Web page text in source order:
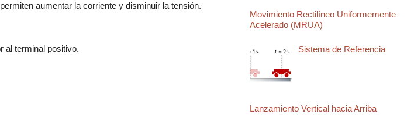
aumentar la corriente y disminuir la tensión.
al terminal positivo.
Movimiento Rectilíneo Uniformemente
Acelerado (MRUA)
Sistema de Referencia
Lanzamiento Vertical hacia Arriba